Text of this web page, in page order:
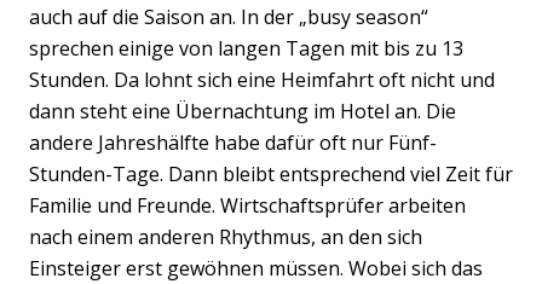
auch auf die Saison an. In der „busy season“
sprechen einige von langen Tagen mit bis zu 13
Stunden. Da lohnt sich eine Heimfahrt oft nicht und
dann steht eine Übernachtung im Hotel an. Die
andere Jahreshälfte habe dafür oft nur Fünf-
Stunden-Tage. Dann bleibt entsprechend viel Zeit für
Familie und Freunde. Wirtschaftsprüfer arbeiten
nach einem anderen Rhythmus, an den sich
Einsteiger erst gewöhnen müssen. Wobei sich das